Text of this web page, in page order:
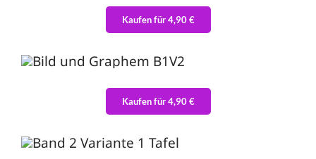
Kaufen für 4,90 €
Kaufen für 4,90 €